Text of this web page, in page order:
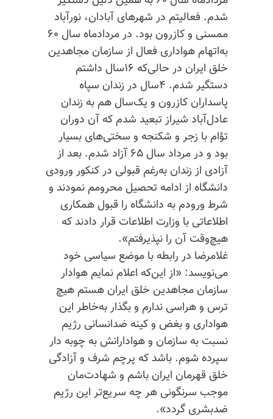
شدم. فعالیتم در شهرهاى آبادان، نورآباد
ممسنی و کازرون بود. در مردادماه سال ۶۰
به‌اتهام هواداری فعال از سازمان مجاهدین
خلق ایران در حالی‌که ۱۶سال داشتم
دستگیر شدم. ۴سال در زندان سپاه
پاسداران کازرون و یک‌سال هم به زندان
عادل‌آباد شیراز تبعید شدم که آن دوران
تؤام با زجر و شکنجه و سختی‌های بسیار
بود و در مرداد سال ۶۵ آزاد شدم. بعد از
آزادی از زندان به‌رغم قبولی در کنکور ورودی
دانشگاه از ادامه تحصیل محرومم نمودند و
شرط ورودم به دانشگاه را قبول همکاری
اطلاعاتی با وزارت اطلاعات قرار دادند که
هیچ‌وقت آن را نپذیرفتم».
غلامرضا در رابطه با موضع سیاسی خود
می‌نویسد: «از این‌که اعلام نمایم هوادار
سازمان مجاهدین خلق ایران هستم هیچ
ترس و هراسی ندارم و بگذار به‌خاطر این
هواداری و بغض و کینه ضدانسانی رژیم
نسبت به سازمان و هوادارانش به چوبه‌ دار
سپرده شوم. باشد که پرچم شرف و آزادگی
خلق قهرمان ایران باشم و شهادت‌مان
موجب سرنگونی هر چه سریع‌تر این رژیم
ضدبشری گردد».